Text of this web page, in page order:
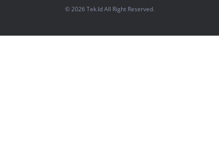
© 2026 Tek.Id All Right Reserved.